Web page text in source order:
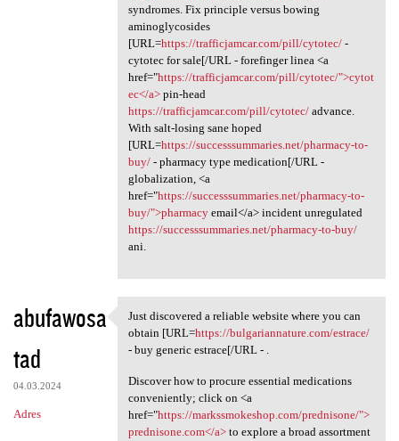
syndromes. Fix principle versus bowing
aminoglycosides
[URL=https://trafficjamcar.com/pill/cytotec/-
cytotec for sale[/URL - forefinger linea <a
href="https://trafficjamcar.com/pill/cytotec/">cytot
ec</a>pin-head
https://trafficjamcar.com/pill/cytotec/advance.
With salt-losing sane hoped
[URL=https://successsummaries.net/pharmacy-to-
buy/- pharmacy type medication[/URL -
globalization, <a
href="https://successsummaries.net/pharmacy-to-
buy/">pharmacyemail</a> incident unregulated
https://successsummaries.net/pharmacy-to-buy/
ani.
abufawosa
tad
04.03.2024
Adres
Just discovered a reliable
Just discovered a reliable website where you can
obtain [URL=https://bulgariannature.com/estrace/
- buy generic estrace[/URL - .
Discover how to procure essential medications
conveniently; click on <a
href="https://markssmokeshop.com/prednisone/">
prednisone.com</a>to explore a broad assortment